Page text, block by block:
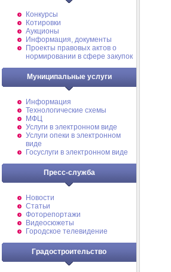
Конкурсы
Котировки
Аукционы
Информация, документы
Проекты правовых актов о
нормировании в сфере закупок
Муниципальные услуги
Информация
Технологические схемы
МФЦ
Услуги в электронном виде
Услуги опеки в электронном
виде
Госуслуги в электронном виде
Пресс-служба
Новости
Статьи
Фоторепортажи
Видеосюжеты
Городское телевидение
Градостроительство